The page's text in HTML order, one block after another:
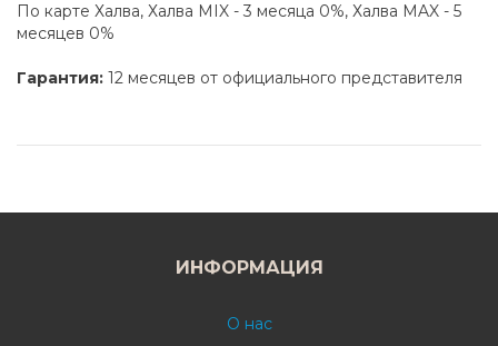
По карте Халва, Халва MIX - 3 месяца 0%, Халва MAX - 5
месяцев 0%
Гарантия: 12 месяцев от официального представителя
ИНФОРМАЦИЯ
О нас